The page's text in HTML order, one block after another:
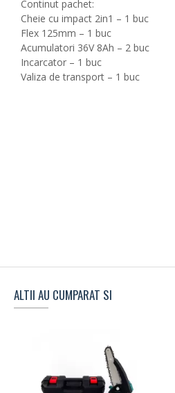
Continut pachet:
Cheie cu impact 2in1 – 1 buc
Flex 125mm – 1 buc
Acumulatori 36V 8Ah – 2 buc
Incarcator – 1 buc
Valiza de transport – 1 buc
ALTII AU CUMPARAT SI